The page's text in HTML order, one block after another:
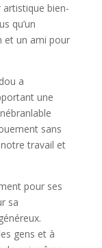
artistique bien-
qu’un
et un ami pour
a
une
sans
travail et
pour ses
sa
gens et à